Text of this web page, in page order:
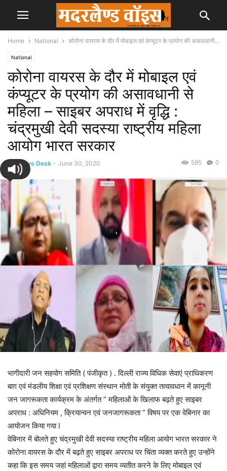
Home National कोरोना वायरस के दौर में मोबाइल एवं कंप्यूटर के प्रयोग की असावधानी...
National
कोरोना वायरस के दौर में मोबाइल एवं
कंप्यूटर के प्रयोग की असावधानी से
महिला – साइबर अपराध में वृद्धि :
चंद्रमुखी देवी सदस्या राष्ट्रीय महिला
आयोग भारत सरकार
By News Desk - June 30, 2020 0
595
भागीदारी जन सहयोग समिति ( पंजीकृत ) . दिल्ली राज्य विधिक सेवाएं प्राधिकरण
बाग़ एवं मंडलीय शिक्षा एवं प्रशिक्षण संस्थान मोती के संयुक्त तत्वावधान में कानूनी
जन जागरूकता कार्यक्रम के अंतर्गत ” महिलाओं के खिलाफ बढ़ते हुए साइबर
अपराध : अधिनियम , क्रियान्वन एवं जनजागरूकता ” विषय पर एक वेबिनार का
आयोजन किया गया l
वेबिनार में बोलते हुए चंद्रमुखी देवी सदस्या राष्ट्रीय महिला आयोग भारत सरकार ने
कोरोना वायरस के दौर में बढ़ते हुए साइबर अपराध पर चिंता व्यक्त करते हुए उन्होंने
कहा कि इस समय जहां महिलाओं द्वारा समय व्यतीत करने के लिए मोबाइल एवं